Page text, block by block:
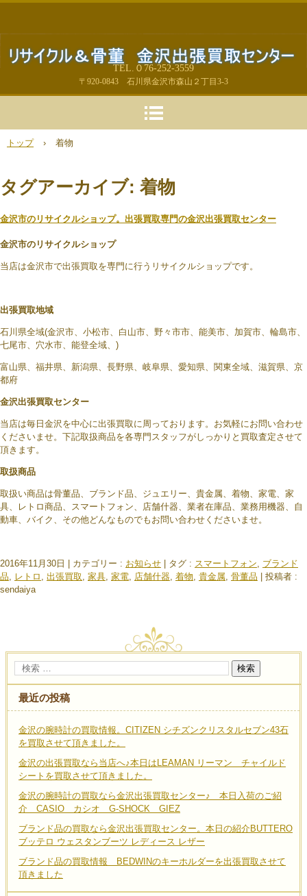
TEL.０76-252-3559
〒920-0843 石川県金沢市森山２丁目3-3
トップ › 着物
タグアーカイブ: 着物
金沢市のリサイクルショップ。出張買取専門の金沢出張買取センター
金沢市のリサイクルショップ
当店は金沢市で出張買取を専門に行うリサイクルショップです。
出張買取地域
石川県全域(金沢市、小松市、白山市、野々市市、能美市、加賀市、輪島市、
七尾市、穴水市、能登全域、)
富山県、福井県、新潟県、長野県、岐阜県、愛知県、関東全域、滋賀県、京
都府
金沢出張買取センター
当店は毎日金沢を中心に出張買取に周っております。お気軽にお問い合わせ
くださいませ。下記取扱商品を各専門スタッフがしっかりと買取査定させて
頂きます。
取扱商品
取扱い商品は骨董品、ブランド品、ジュエリー、貴金属、着物、家電、家
具、レトロ商品、スマートフォン、店舗什器、業者在庫品、業務用機器、自
動車、バイク、その他どんなものでもお問い合わせくださいませ。
2016年11月30日 | カテゴリー : お知らせ | タグ : スマートフォン
ブランド
品
レトロ 出張買取 家具 家電 店舗什器 着物 貴金属 骨董品 | 投稿者 :
sendaiya
最近の投稿
金沢の腕時計の買取情報。CITIZEN シチズンクリスタルセブン43石
を買取させて頂きました。
金沢の出張買取なら当店へ♪本日はLEAMAN リーマン チャイルド
シートを買取させて頂きました。
金沢の腕時計の買取なら金沢出張買取センター♪ 本日入荷のご紹
介 CASIO カシオ G-SHOCK GIEZ
ブランド品の買取なら金沢出張買取センター。本日の紹介BUTTERO
ブッテロ ウェスタンブーツ レディース レザー
ブランド品の買取情報 BEDWINのキーホルダーを出張買取させて
頂きました